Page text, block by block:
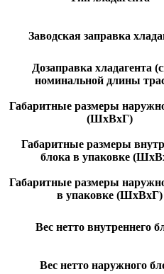
Заводская заправка
Дозаправка хладагента
номинальной длины
Габаритные размеры
(ШxВxГ)
Габаритные размеры
блока в упаковке
Габаритные размеры
в упаковке (ШxВxГ)
Вес нетто внутреннего
Вес нетто наружного